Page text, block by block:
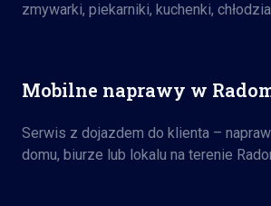
zmywarki, piekarniki, kuchenki,
Mobilne naprawy w
Serwis z dojazdem do klienta –
domu, biurze lub lokalu na terenie